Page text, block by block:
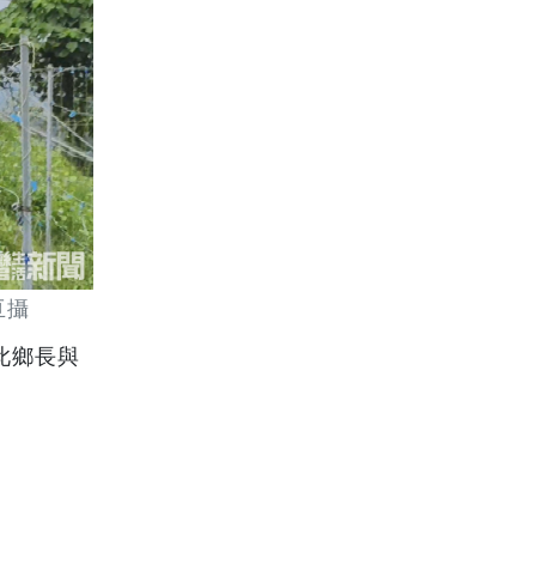
攝
鄉長與